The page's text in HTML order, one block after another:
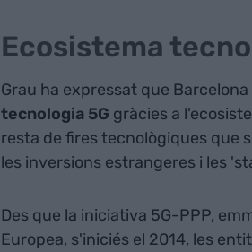
Ecosistema
Grau ha expressat que Barcelona
tecnologia 5G gràcies a
resta de fires tecnològiques que
les inversions estrangeres i les
Des que la iniciativa 5G-PPP,
Europea, s'iniciés el 2014, les